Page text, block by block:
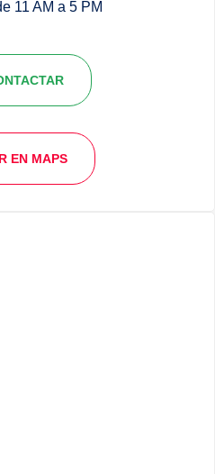
11 AM a 5 PM​
EN MAPS